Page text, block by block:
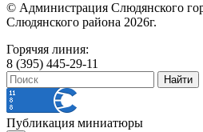
© Администрация Слюдянского
Слюдянского района 2026г.
Горячяя линия:
8 (395) 445-29-11
Публикация миниатюры